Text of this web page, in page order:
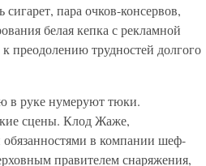
пара очков-консервов,
белая кепка с рекламной
преодолению трудностей долгого
в руке нумеруют тюки.
сцены. Клод Жаже,
обязанностями в компании шеф-
правителем снаряжения,